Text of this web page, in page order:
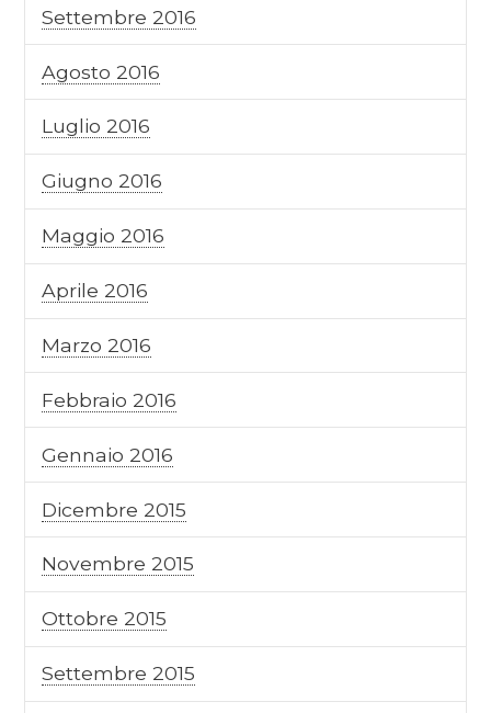
Settembre 2016
Agosto 2016
Luglio 2016
Giugno 2016
Maggio 2016
Aprile 2016
Marzo 2016
Febbraio 2016
Gennaio 2016
Dicembre 2015
Novembre 2015
Ottobre 2015
Settembre 2015